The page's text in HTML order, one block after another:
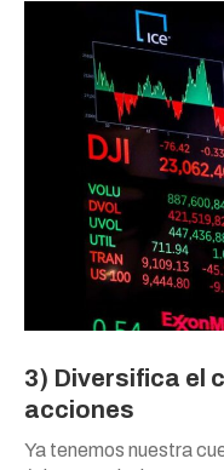
3) Diversifica el
acciones
Ya tenemos nuestra